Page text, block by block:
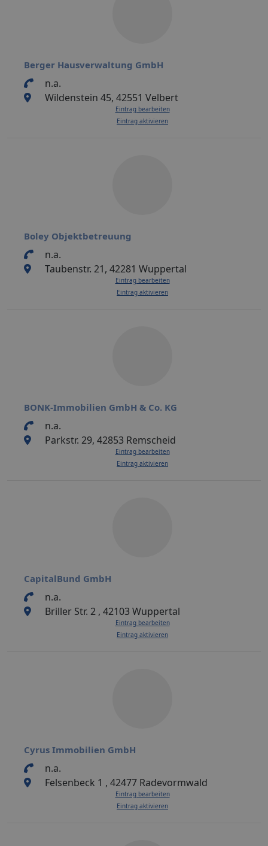
Berger Hausverwaltung GmbH
n.a.
Wildenstein 45, 42551 Velbert
Eintrag bearbeiten
Eintrag aktivieren
Boley Objektbetreuung
n.a.
Taubenstr. 21, 42281 Wuppertal
Eintrag bearbeiten
Eintrag aktivieren
BONK-Immobilien GmbH & Co. KG
n.a.
Parkstr. 29, 42853 Remscheid
Eintrag bearbeiten
Eintrag aktivieren
CapitalBund GmbH
n.a.
Briller Str. 2 , 42103 Wuppertal
Eintrag bearbeiten
Eintrag aktivieren
Cyrus Immobilien GmbH
n.a.
Felsenbeck 1 , 42477 Radevormwald
Eintrag bearbeiten
Eintrag aktivieren